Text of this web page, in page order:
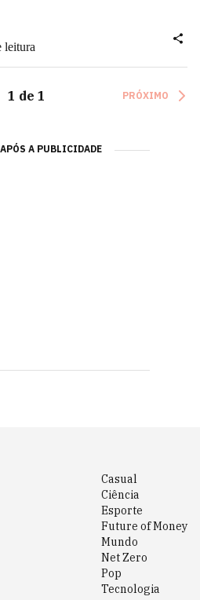
leitura
1 de 1 PRÓXIMO
A PUBLICIDADE
Casual
Ciência
Esporte
Future of Money
Mundo
Net Zero
Pop
Tecnologia